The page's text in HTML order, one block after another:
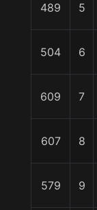
489 5
504 6
609 7
607 8
579 9